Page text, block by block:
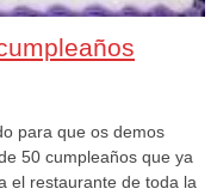
para que os demos
50 cumpleaños que ya
el restaurante de toda la